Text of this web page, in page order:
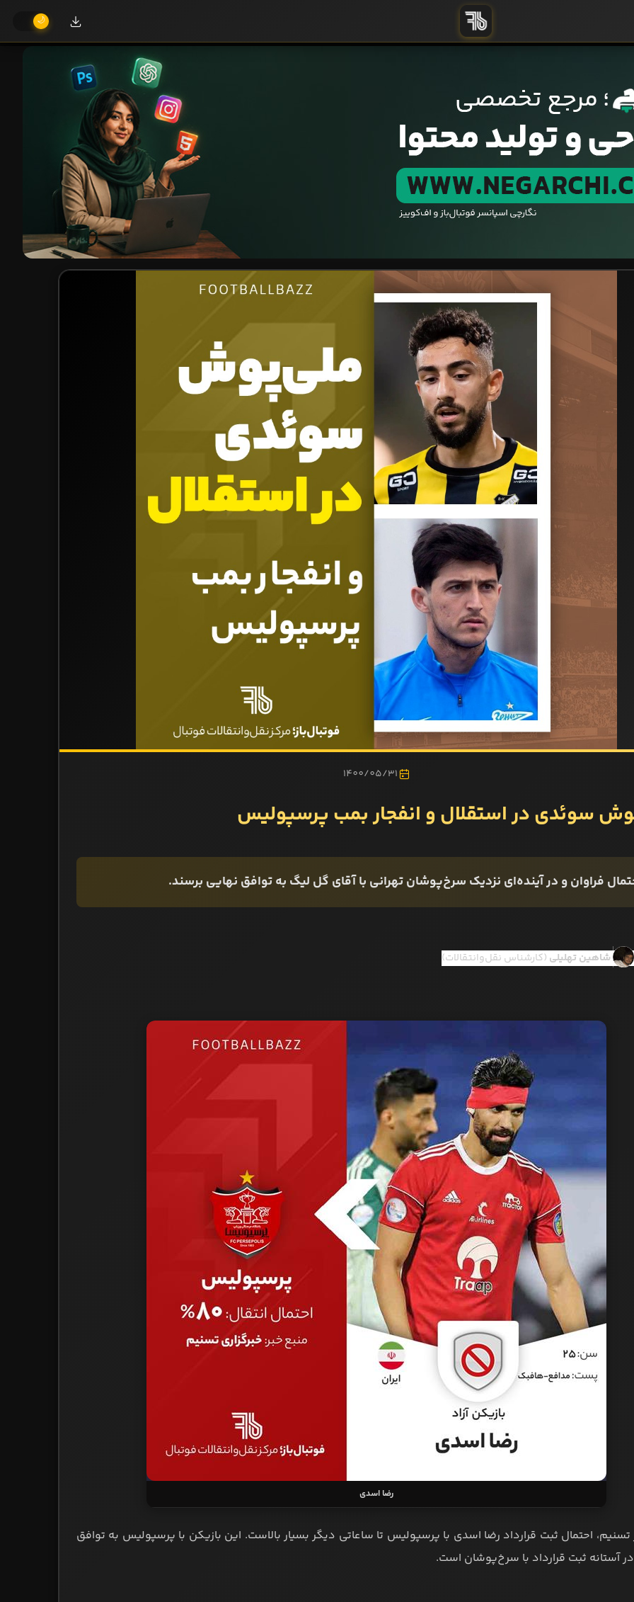
1400/05/31
سوئدی در استقلال و انفجار بمب پرسپولیس
فراوان و در آینده‌ای نزدیک سرخ‌پوشان تهرانی با آقای گل لیگ به توافق نهایی برسند.
شاهین تهلیلی (کارشناس نقل‌وانتقالات)
رضا اسدی
تسنیم، احتمال ثبت قرارداد رضا اسدی با پرسپولیس تا ساعاتی دیگر بسیار بالاست. این بازیکن با پرسپولیس به توافق
آستانه ثبت قرارداد با سرخ‌پوشان است.